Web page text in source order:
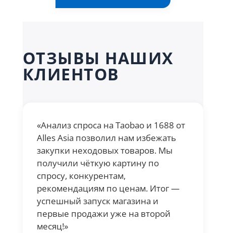
ОТЗЫВЫ НАШИХ
КЛИЕНТОВ
«Анализ спроса на Taobao и 1688 от
Alles Asia позволил нам избежать
закупки неходовых товаров. Мы
получили чёткую картину по
спросу, конкурентам,
рекомендациям по ценам. Итог —
успешный запуск магазина и
первые продажи уже на второй
месяц!»